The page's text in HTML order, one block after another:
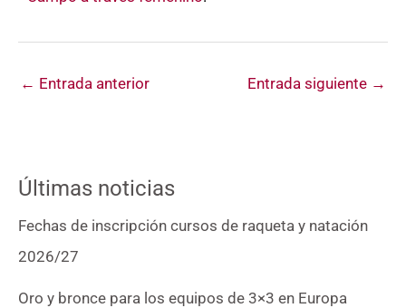
← Entrada anterior Entrada siguiente →
Últimas noticias
Fechas de inscripción cursos de raqueta y natación
2026/27
Oro y bronce para los equipos de 3×3 en Europa